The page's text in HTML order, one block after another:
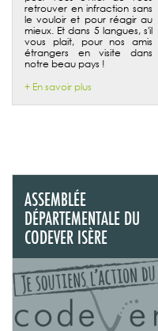
retrouver en infraction sans
le vouloir et pour réagir au
mieux. Et dans 5 langues, s'il
vous plait, pour nos amis
étrangers en visite dans
notre beau pays !
+ En savoir plus
ASSEMBLÉE
DÉPARTEMENTALE DU
CODEVER ISÈRE